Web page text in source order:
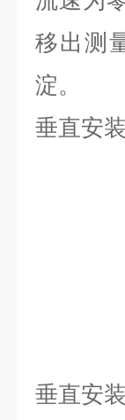
移出测
淀。
垂直安装
垂直安